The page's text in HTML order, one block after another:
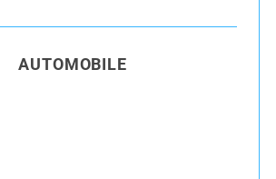
AUTOMOBILE